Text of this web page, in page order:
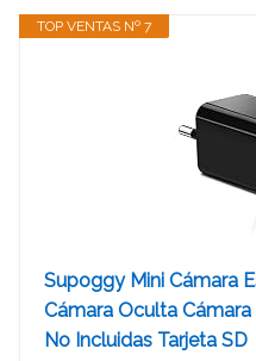
TOP VENTAS Nº 7
Supoggy Mini Cámara
Cámara Oculta
No Incluidas Tarjeta SD